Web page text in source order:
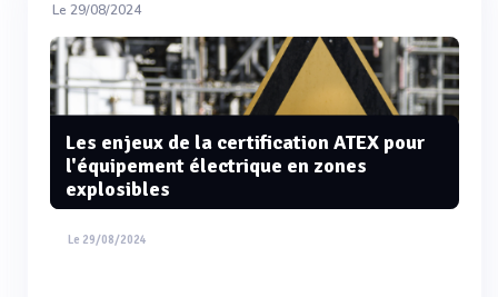
Le 29/08/2024
Les enjeux de la certification ATEX pour
l'équipement électrique en zones
explosibles
Le 29/08/2024